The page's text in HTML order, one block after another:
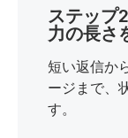
ステップ
力の長さ
短い返信か
ージまで、
す。